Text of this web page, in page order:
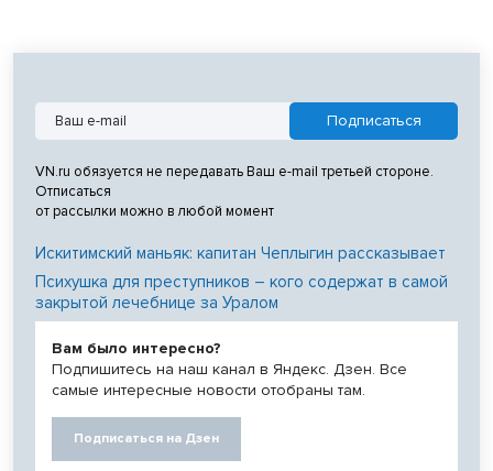
VN.ru обязуется не передавать Ваш e-mail третьей стороне.
Отписаться
от рассылки можно в любой момент
Искитимский маньяк: капитан Чеплыгин рассказывает
Психушка для преступников – кого содержат в самой
закрытой лечебнице за Уралом
Вам было интересно?
Подпишитесь на наш канал в Яндекс. Дзен. Все
самые интересные новости отобраны там.
Подписаться на Дзен